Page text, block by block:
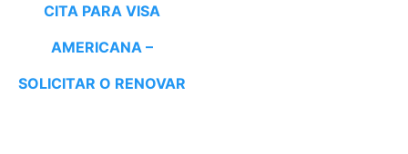
CITA PARA VISA
AMERICANA –
SOLICITAR O RENOVAR